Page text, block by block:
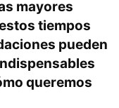
mayores
tiempos
pueden
queremos